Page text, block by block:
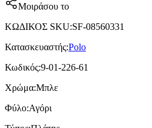
Μοιράσου το
ΚΩΔΙΚΟΣ SKU:SF-08560331
Κατασκευαστής:Polo
Κωδικός:9-01-226-61
Χρώμα:Μπλε
Φύλο:Αγόρι